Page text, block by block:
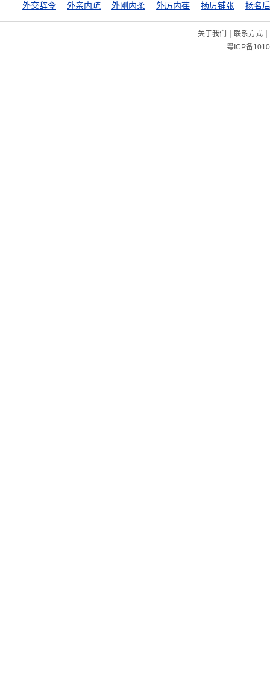
外交辞令
外亲内疏 外刚内柔 外厉内荏 扬厉铺张 扬名
关于我们 | 联系方式|
粤ICP备